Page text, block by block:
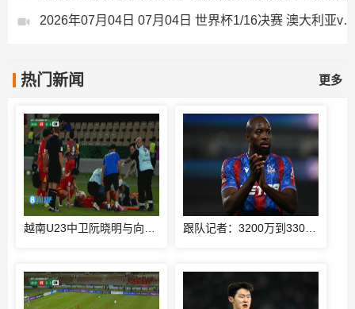
2026年07月04日 07月04日 世界杯1/16决赛 澳大利亚vs埃及 进球视频
热门新闻 更多